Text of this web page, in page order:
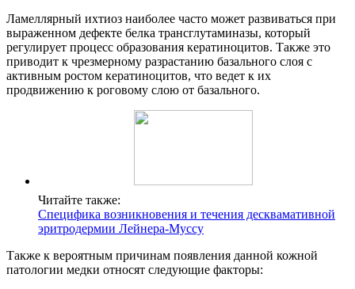
Ламеллярный ихтиоз наиболее часто может развиваться при
выраженном дефекте белка трансглутаминазы, который
регулирует процесс образования кератиноцитов. Также это
приводит к чрезмерному разрастанию базального слоя с
активным ростом кератиноцитов, что ведет к их
продвижению к роговому слою от базального.
Читайте также:
Специфика возникновения и течения десквамативной
эритродермии Лейнера-Муссу
Также к вероятным причинам появления данной кожной
патологии медки относят следующие факторы: